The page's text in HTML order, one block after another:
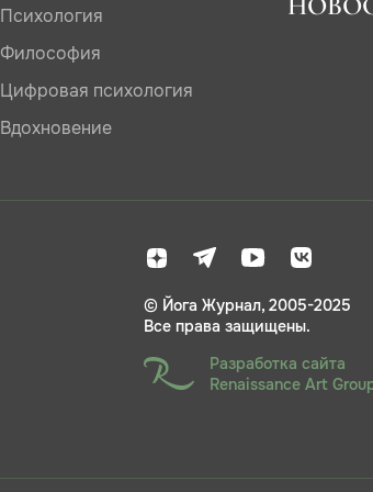
Психология
Философия
Цифровая психология
Вдохновение
© Йога Журнал, 2005-2025
Все права защищены.
Разработка сайта
Renaissance Art